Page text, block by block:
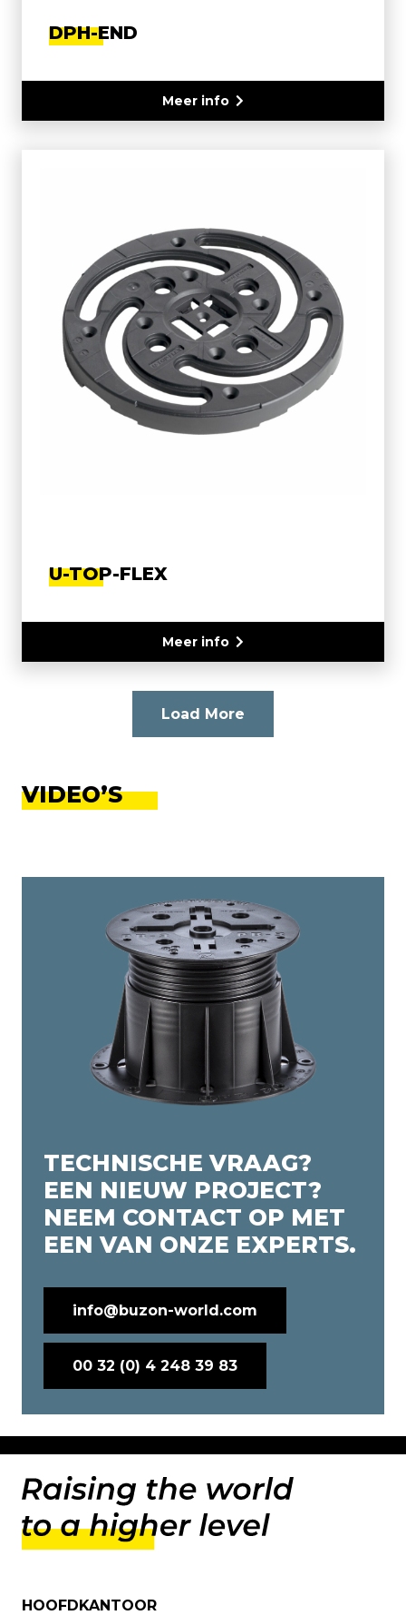
DPH-END
Meer info
U-TOP-FLEX
Meer info
Load More
VIDEO’S
TECHNISCHE VRAAG?
EEN NIEUW PROJECT?
NEEM CONTACT OP MET
EEN VAN ONZE EXPERTS.
info@buzon-world.com
00 32 (0) 4 248 39 83
HOOFDKANTOOR